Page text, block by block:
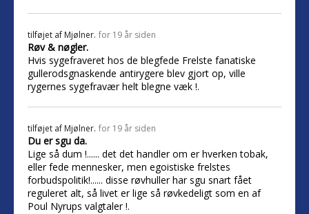
tilføjet af Mjølner. for 19 år siden
Røv & nøgler.
Hvis sygefraveret hos de blegfede Frelste fanatiske
gullerodsgnaskende antirygere blev gjort op, ville
rygernes sygefravær helt blegne væk !.
tilføjet af Mjølner. for 19 år siden
Du er sgu da.
Lige så dum !...... det det handler om er hverken tobak,
eller fede mennesker, men egoistiske frelstes
forbudspolitik!...... disse røvhuller har sgu snart fået
reguleret alt, så livet er lige så røvkedeligt som en af
Poul Nyrups valgtaler !.